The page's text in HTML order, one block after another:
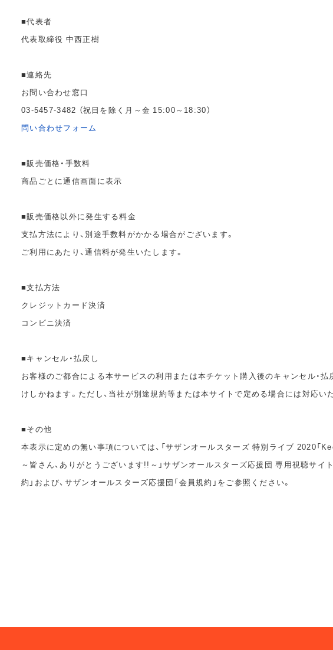
■代表者
代表取締役 中西正樹
■連絡先
お問い合わせ窓口
03-5457-3482 （祝日を除く月～金 15:00～18:30）
問い合わせフォーム
■販売価格・手数料
商品ごとに通信画面に表示
■販売価格以外に発生する料金
支払方法により、別途手数料がかかる場合がございます。
ご利用にあたり、通信料が発生いたします。
■支払方法
クレジットカード決済
コンビニ決済
■キャンセル・払戻し
お客様のご都合による本サービスの利用または本チケット購入後のキャンセル・払
けしかねます。ただし、当社が別途規約等または本サイトで定める場合には対応い
■その他
本表示に定めの無い事項については、「サザンオールスターズ 特別ライブ 2020「
～皆さん、ありがとうございます!!～」サザンオールスターズ応援団 専用視聴サ
約」および、サザンオールスターズ応援団「会員規約」をご参照ください。